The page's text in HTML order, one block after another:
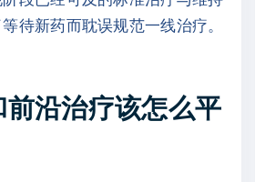
待新药而耽误规范一线治疗。
沿治疗该怎么平